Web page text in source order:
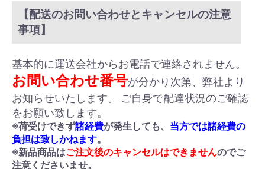
【配送のお問い合わせとキャンセルの注意
事項】
基本的に運送会社からお電話で連絡されません。
お問い合わせ番号が分かり次第、弊社より
お知らせいたします。 ご自身で配達状況のご確認
をお願い致します。
※荷受けできず諸経費が発生しても、 当方では諸経費の
負担は致しかねます。
※新品商品はご注文後のキャンセルはできませんのでご
注意くださいませ。